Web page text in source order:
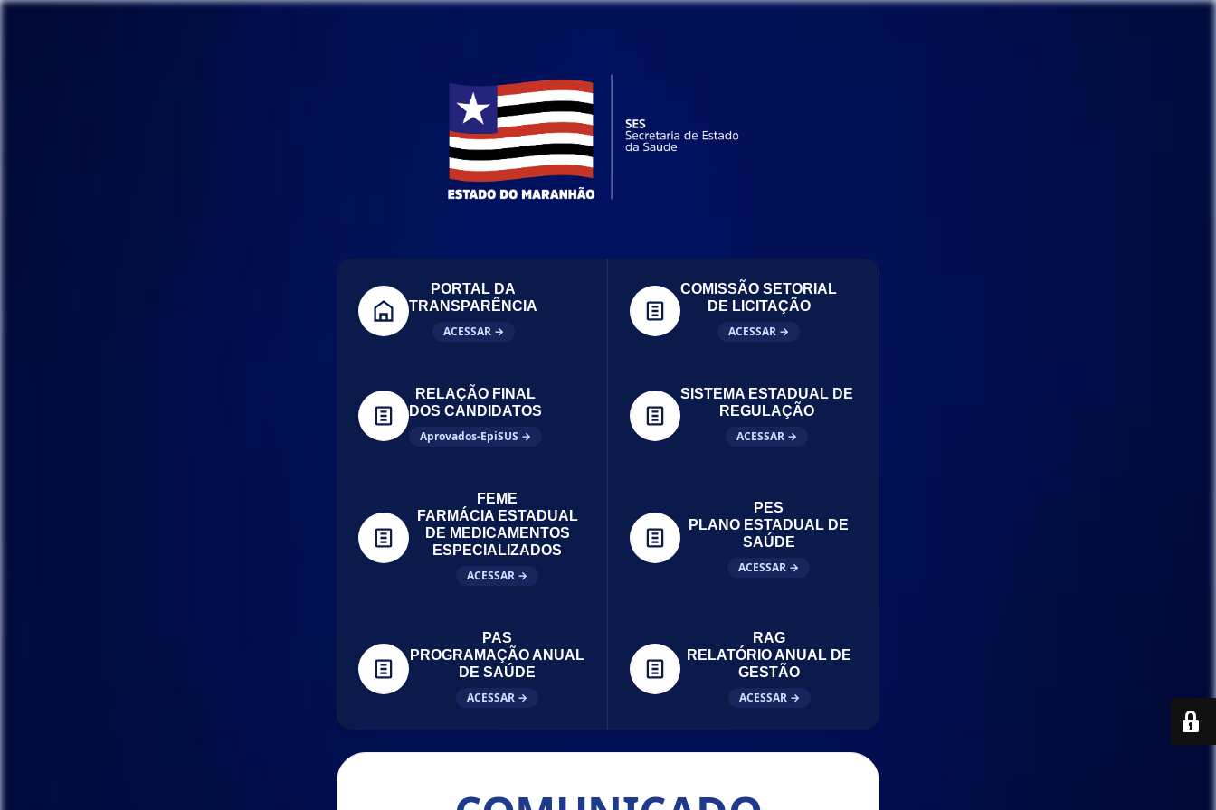
PORTAL DA
TRANSPARÊNCIA
ACESSAR →
COMISSÃO SETORIAL
DE LICITAÇÃO
ACESSAR →
RELAÇÃO FINAL
DOS CANDIDATOS
Aprovados-EpiSUS →
SISTEMA ESTADUAL DE
REGULAÇÃO
ACESSAR →
FEME
FARMÁCIA ESTADUAL
DE MEDICAMENTOS
ESPECIALIZADOS
ACESSAR →
PES
PLANO ESTADUAL DE
SAÚDE
ACESSAR →
PAS
PROGRAMAÇÃO ANUAL
DE SAÚDE
ACESSAR →
RAG
RELATÓRIO ANUAL DE
GESTÃO
ACESSAR →